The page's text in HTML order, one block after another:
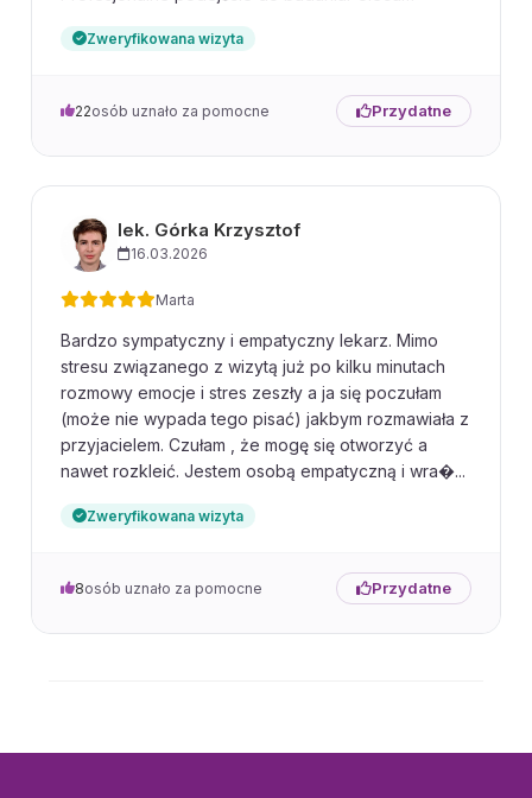
Zweryfikowana wizyta
22osób uznało za pomocne Przydatne
lek. Górka Krzysztof
16.03.2026
Marta
Bardzo sympatyczny i empatyczny lekarz. Mimo
stresu związanego z wizytą już po kilku minutach
rozmowy emocje i stres zeszły a ja się poczułam
(może nie wypada tego pisać) jakbym rozmawiała z
przyjacielem. Czułam , że mogę się otworzyć a
nawet rozkleić. Jestem osobą empatyczną i wra�...
Zweryfikowana wizyta
8osób uznało za pomocne Przydatne